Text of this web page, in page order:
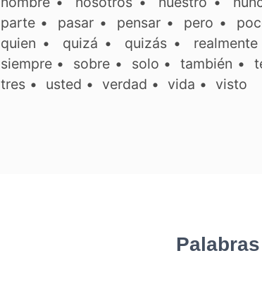
parte• pasar • pensar • pero •
quien • quizá • quizás • realmente
siempre• sobre • solo •también •
tres• usted • verdad • vida • visto